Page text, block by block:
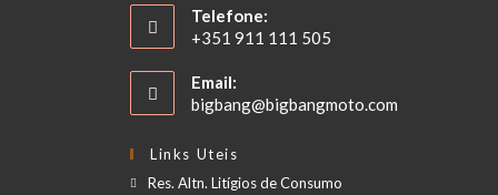
Telefone:
+351 911 111 505
Email:
bigbang@bigbangmoto.com
Links Uteis
Res. Altn. Litígios de Consumo